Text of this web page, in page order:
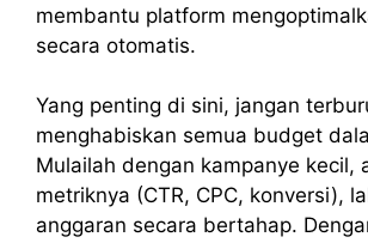
membantu platform
secara otomatis.
Yang penting di sini, jangan
menghabiskan semua budget
Mulailah dengan kampanye kecil,
metriknya (CTR, CPC, konversi),
anggaran secara bertahap.